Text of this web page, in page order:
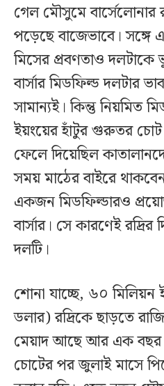
গেল মৌসুমে বার্সেলোনার
পড়েছে বাজেভাবে।
মিসের প্রবণতাও দলটাকে
বার্সার মিডফিল্ড দলটার
সামান্যই। কিন্তু নিয়মিত
ইয়ংয়ের হাঁটুর গুরুতর চোট
ফেলে দিয়েছিল
সময় মাঠের বাইরে
একজন মিডফিল্ডারও
বার্সার। সে কারণেই
দলটি।
শোনা যাচ্ছে, ৬০
ডলার) রদ্রিকে ছাড়তে
মেয়াদ আছে আর এক বছর।
চোটের পর জুলাই মাসে